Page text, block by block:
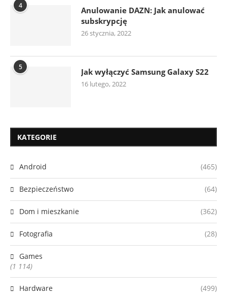
4
Anulowanie DAZN: Jak anulować
subskrypcję
26 stycznia, 2022
5 Jak wyłączyć Samsung Galaxy S22
16 lutego, 2022
KATEGORIE
Android (465)
Bezpieczeństwo (64)
Dom i mieszkanie (362)
Fotografia (28)
Games
(1 114)
Hardware (499)